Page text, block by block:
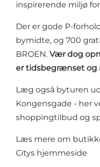
inspirerende miljø
Der er gode P-
bymidte, og 700
BROEN. Vær dog
er tidsbegrænset og
Læg også byturen
Kongensgade - her
shoppingtilbud og
Læs mere om
Citys hjemmeside